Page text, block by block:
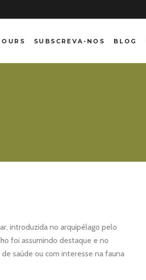
SUBSCREVA-NOS BLOG
introduzida no arquipélago pelo
foi assumindo destaque e no
saúde ou com interesse na fauna